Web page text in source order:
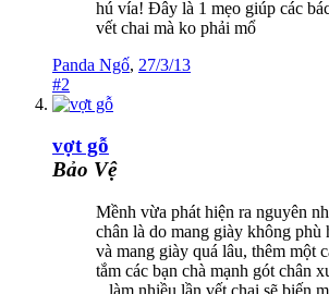
hú vía! Đây là 1 mẹo giúp các
vết chai mà ko phải mổ
Panda Ngố, 27/3/13
#2
vợt gỗ
Bảo Vệ
Mềnh vừa phát hiện ra nguyên
chân là do mang giày không phù
và mang giày quá lâu, thêm một
tắm các bạn chà mạnh gót chân